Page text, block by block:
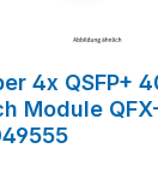
4x QSFP+
Module